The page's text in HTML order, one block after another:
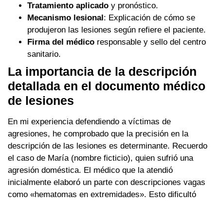
Tratamiento aplicado y pronóstico.
Mecanismo lesional: Explicación de cómo se
produjeron las lesiones según refiere el paciente.
Firma del médico responsable y sello del centro
sanitario.
La importancia de la descripción
detallada en el documento médico
de lesiones
En mi experiencia defendiendo a víctimas de
agresiones, he comprobado que la precisión en la
descripción de las lesiones es determinante. Recuerdo
el caso de María (nombre ficticio), quien sufrió una
agresión doméstica. El médico que la atendió
inicialmente elaboró un parte con descripciones vagas
como «hematomas en extremidades». Esto dificultó